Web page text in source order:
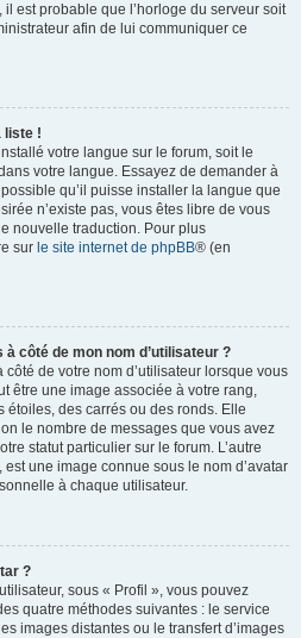
il est probable que l’horloge du serveur soit
afin de lui communiquer ce
liste !
votre langue sur le forum, soit le
votre langue. Essayez de demander à
qu’il puisse installer la langue que
n’existe pas, vous êtes libre de vous
nouvelle traduction. Pour plus
sur le site internet de phpBB® (en
côté de mon nom d’utilisateur ?
de votre nom d’utilisateur lorsque vous
être une image associée à votre rang,
des carrés ou des ronds. Elle
le nombre de messages que vous avez
statut particulier sur le forum. L’autre
une image connue sous le nom d’avatar
à chaque utilisateur.
?
sous « Profil », vous pouvez
quatre méthodes suivantes : le service
images distantes ou le transfert d’images